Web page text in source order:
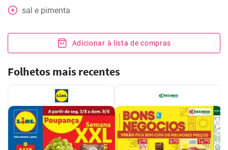
sal e pimenta
Adicionar à lista de compras
Folhetos mais recentes